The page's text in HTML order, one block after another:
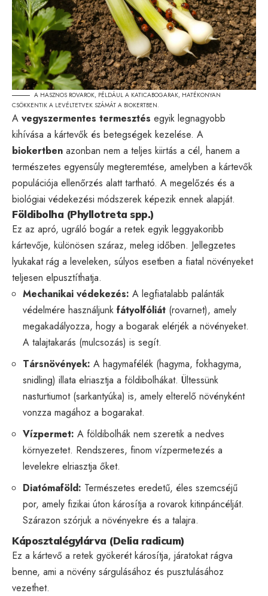
A HASZNOS ROVAROK, PÉLDÁUL A KATICABOGARAK, HATÉKONYAN
CSÖKKENTIK A LEVÉLTETVEK SZÁMÁT A BIOKERTBEN.
A vegyszermentes termesztés egyik legnagyobb
kihívása a kártevők és betegségek kezelése. A
biokertben azonban nem a teljes kiirtás a cél, hanem a
természetes egyensúly megteremtése, amelyben a kártevők
populációja ellenőrzés alatt tartható. A megelőzés és a
biológiai védekezési módszerek képezik ennek alapját.
Földibolha (Phyllotreta spp.)
Ez az apró, ugráló bogár a retek egyik leggyakoribb
kártevője, különösen száraz, meleg időben. Jellegzetes
lyukakat rág a leveleken, súlyos esetben a fiatal növényeket
teljesen elpusztíthatja.
Mechanikai védekezés: A legfiatalabb palánták
védelmére használjunk fátyolfóliát (rovarnet), amely
megakadályozza, hogy a bogarak elérjék a növényeket.
A talajtakarás (mulcsozás) is segít.
Társnövények: A hagymafélék (hagyma, fokhagyma,
snidling) illata elriasztja a földibolhákat. Ültessünk
nasturtiumot (sarkantyúka) is, amely elterelő növényként
vonzza magához a bogarakat.
Vízpermet: A földibolhák nem szeretik a nedves
környezetet. Rendszeres, finom vízpermetezés a
levelekre elriasztja őket.
Diatómaföld: Természetes eredetű, éles szemcséjű
por, amely fizikai úton károsítja a rovarok kitinpáncélját.
Szárazon szórjuk a növényekre és a talajra.
Káposztalégylárva (Delia radicum)
Ez a kártevő a retek gyökerét károsítja, járatokat rágva
benne, ami a növény sárgulásához és pusztulásához
vezethet.